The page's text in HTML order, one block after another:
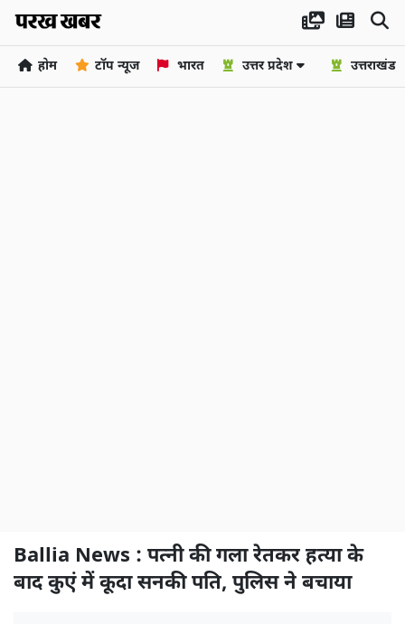
होम टॉप न्यूज भारत उत्तर प्रदेश उत्तराखंड
Ballia News : पत्नी की गला रेतकर हत्या के
बाद कुएं में कूदा सनकी पति, पुलिस ने बचाया